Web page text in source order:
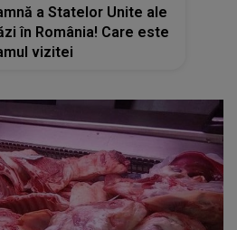
a Statelor Unite ale
în România! Care este
vizitei